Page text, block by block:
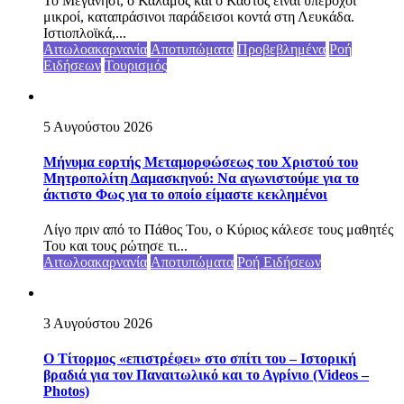
μικροί, καταπράσινοι παράδεισοι κοντά στη Λευκάδα.
Ιστιοπλοϊκά,...
Αιτωλοακαρνανία Αποτυπώματα Προβεβλημένα Ροή
Ειδήσεων Τουρισμός
5 Αυγούστου 2026
Μήνυμα εορτής Μεταμορφώσεως του Χριστού του
Μητροπολίτη Δαμασκηνού: Να αγωνιστούμε για το
άκτιστο Φως για το οποίο είμαστε κεκλημένοι
Λίγο πριν από το Πάθος Του, ο Κύριος κάλεσε τους μαθητές
Του και τους ρώτησε τι...
Αιτωλοακαρνανία Αποτυπώματα Ροή Ειδήσεων
3 Αυγούστου 2026
Ο Τίτορμος «επιστρέφει» στο σπίτι του – Ιστορική
βραδιά για τον Παναιτωλικό και το Αγρίνιο (Videos –
Photos)